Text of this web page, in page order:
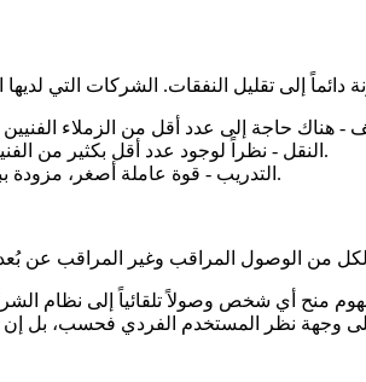
النقل - نظراً لوجود عدد أقل بكثير من الفنيين الذين يزورون مقر العملاء، تقل الحاجة إلى/استخدام مركبات الشركة.
التدريب - قوة عاملة أصغر، مزودة ببرنامج حل شبه آلي، تؤدي إلى تناقص الحاجة إلى رفع مهارات الموظفين.
مفهوم منح أي شخص وصولاً تلقائياً إلى
وجهة نظر المستخدم الفردي فحسب،